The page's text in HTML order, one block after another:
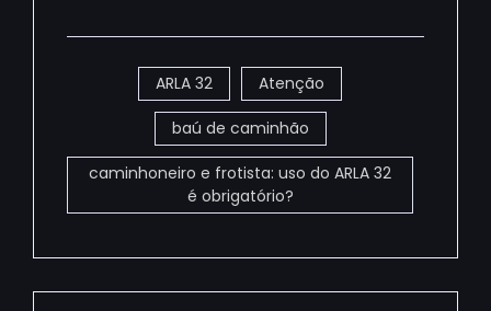
ARLA 32 Atenção
baú de caminhão
caminhoneiro e frotista: uso do ARLA 32
é obrigatório?